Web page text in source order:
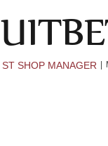
ST SHOP MANAGER